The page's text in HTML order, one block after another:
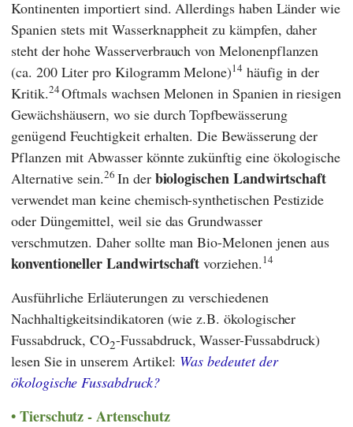
Kontinenten importiert sind. Allerdings haben Länder wie
Spanien stets mit Wasserknappheit zu kämpfen, daher
steht der hohe Wasserverbrauch von Melonenpflanzen
(ca. 200 Liter pro Kilogramm Melone)14 häufig in der
Kritik.24Oftmals wachsen Melonen in Spanien in riesigen
Gewächshäusern, wo sie durch Topfbewässerung
genügend Feuchtigkeit erhalten. Die Bewässerung der
Pflanzen mit Abwasser könnte zukünftig eine ökologische
Alternative sein.26 In der biologischen Landwirtschaft
verwendet man keine chemisch-synthetischen Pestizide
oder Düngemittel, weil sie das Grundwasser
verschmutzen. Daher sollte man Bio-Melonen jenen aus
konventioneller Landwirtschaft vorziehen.14
Ausführliche Erläuterungen zu verschiedenen
Nachhaltigkeitsindikatoren (wie z.B. ökologischer
Fussabdruck, CO2-Fussabdruck, Wasser-Fussabdruck)
lesen Sie in unserem Artikel: Was bedeutet der
ökologische Fussabdruck?
Tierschutz - Artenschutz